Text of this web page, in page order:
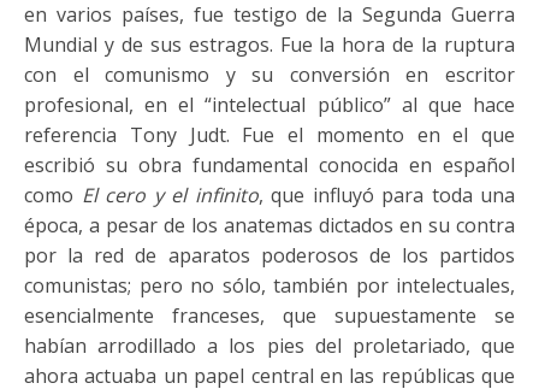
en varios países, fue testigo de la Segunda Guerra
Mundial y de sus estragos. Fue la hora de la ruptura
con el comunismo y su conversión en escritor
profesional, en el “intelectual público” al que hace
referencia Tony Judt. Fue el momento en el que
escribió su obra fundamental conocida en español
como El cero y el infinito, que influyó para toda una
época, a pesar de los anatemas dictados en su contra
por la red de aparatos poderosos de los partidos
comunistas; pero no sólo, también por intelectuales,
esencialmente franceses, que supuestamente se
habían arrodillado a los pies del proletariado, que
ahora actuaba un papel central en las repúblicas que